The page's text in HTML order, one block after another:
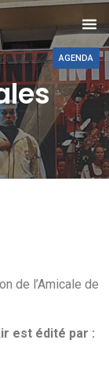
AGENDA
de l’Amicale de
est édité par :